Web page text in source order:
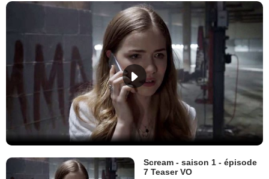
Scream - saison 1 - épisode
7 Teaser VO